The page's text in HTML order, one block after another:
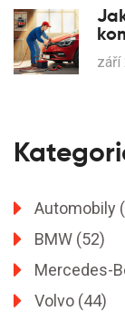
září
Automobily
BMW (52)
Mercedes-
Volvo (44)